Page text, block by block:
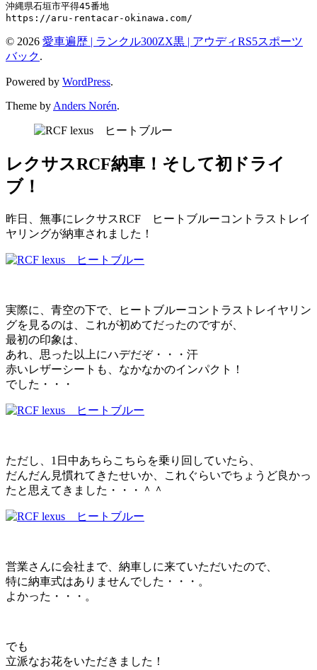
沖縄県石垣市平得45番地
https://aru-rentacar-okinawa.com/
© 2026 愛車遍歴 | ランクル300ZX黒 | アウディRS5スポーツ
バック.
Powered by WordPress.
Theme by Anders Norén.
レクサスRCF納車！そして初ドライ
ブ！
昨日、無事にレクサスRCF ヒートブルーコントラストレイ
ヤリングが納車されました！
実際に、青空の下で、ヒートブルーコントラストレイヤリン
グを見るのは、これが初めてだったのですが、
最初の印象は、
あれ、思った以上にハデだぞ・・・汗
赤いレザーシートも、なかなかのインパクト！
でした・・・
ただし、1日中あちらこちらを乗り回していたら、
だんだん見慣れてきたせいか、これぐらいでちょうど良かっ
たと思えてきました・・・＾＾
営業さんに会社まで、納車しに来ていただいたので、
特に納車式はありませんでした・・・。
よかった・・・。
でも
立派なお花をいただきました！